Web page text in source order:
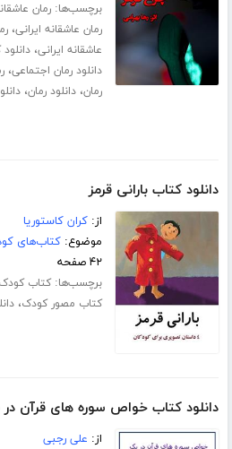
برچسب‌ها:رمان
رمان عاشقانه ایرانی،
عاشقانه ایرانی،
دانلود رمان اجتماعی،
رمان،دانلود رمان،
دانلود کتاب بارانی قرمز
از:کران کاستوریا
موضوع:کتاب‌های
۴۲ صفحه
برچسب‌ها:کتاب کودک
کتاب مصور کودک،
دانلود کتاب خواص سوره های قرآن در
از: علی رجبی